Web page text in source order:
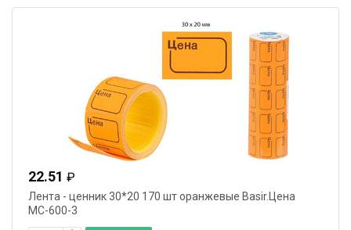
22.51 ₽
Лента - ценник 30*20 170 шт оранжевые Basir.Цена
МС-600-3